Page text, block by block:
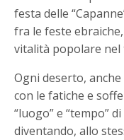
festa delle
fra le feste
vitalità popolare nel
Ogni deserto,
con le fatiche e
“luogo” e “tempo”
diventando, allo